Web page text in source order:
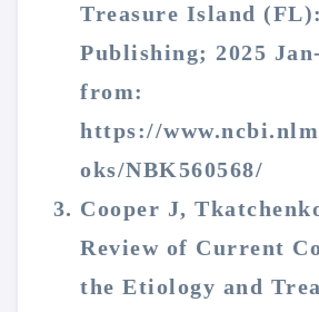
Treasure Island
Publishing; 2025
from:
https://
oks/NBK560568/
Cooper J,
Review of Current
the Etiology and